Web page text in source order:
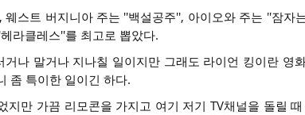
스트 버지니아 주는 ''백설공주'', 아이오와 주는 ''잠자
라클레스''를 최고로 뽑았다.
나 말거나 지나칠 일이지만 그래도 라이언 킹이란 영
좀 특이한 일이긴 하다.
지만 가끔 리모콘을 가지고 여기 저기 TV채널을 돌릴